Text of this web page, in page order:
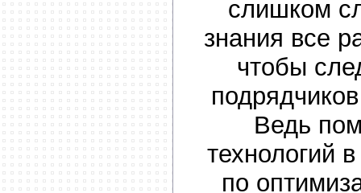
слишком
знания все
чтобы
Ведь
технологий
по